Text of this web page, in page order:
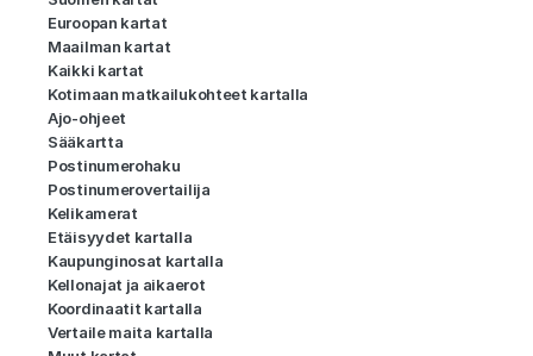
Euroopan kartat
Maailman kartat
Kaikki kartat
Kotimaan matkailukohteet kartalla
Ajo-ohjeet
Sääkartta
Postinumerohaku
Postinumerovertailija
Kelikamerat
Etäisyydet kartalla
Kaupunginosat kartalla
Kellonajat ja aikaerot
Koordinaatit kartalla
Vertaile maita kartalla